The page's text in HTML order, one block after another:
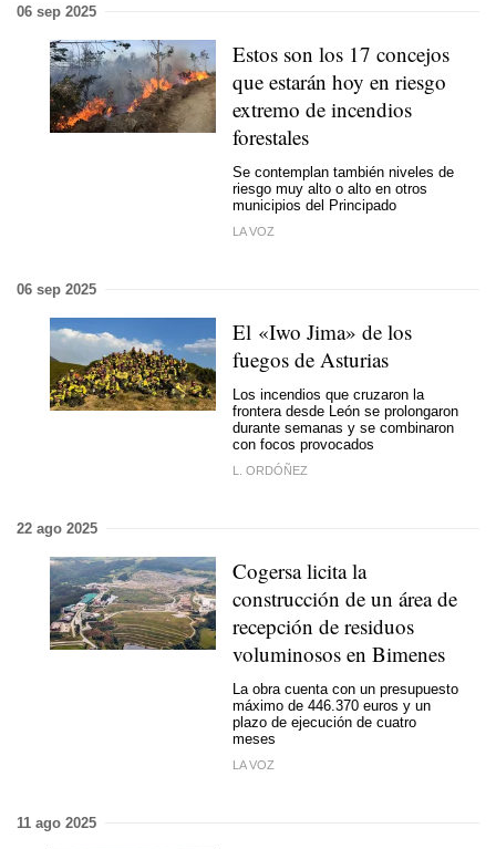
06 sep 2025
Estos son los 17 concejos
que estarán hoy en riesgo
extremo de incendios
forestales
Se contemplan también niveles de
riesgo muy alto o alto en otros
municipios del Principado
LA VOZ
06 sep 2025
El «Iwo Jima» de los
fuegos de Asturias
Los incendios que cruzaron la
frontera desde León se prolongaron
durante semanas y se combinaron
con focos provocados
L. ORDÓÑEZ
22 ago 2025
Cogersa licita la
construcción de un área de
recepción de residuos
voluminosos en Bimenes
La obra cuenta con un presupuesto
máximo de 446.370 euros y un
plazo de ejecución de cuatro
meses
LA VOZ
11 ago 2025